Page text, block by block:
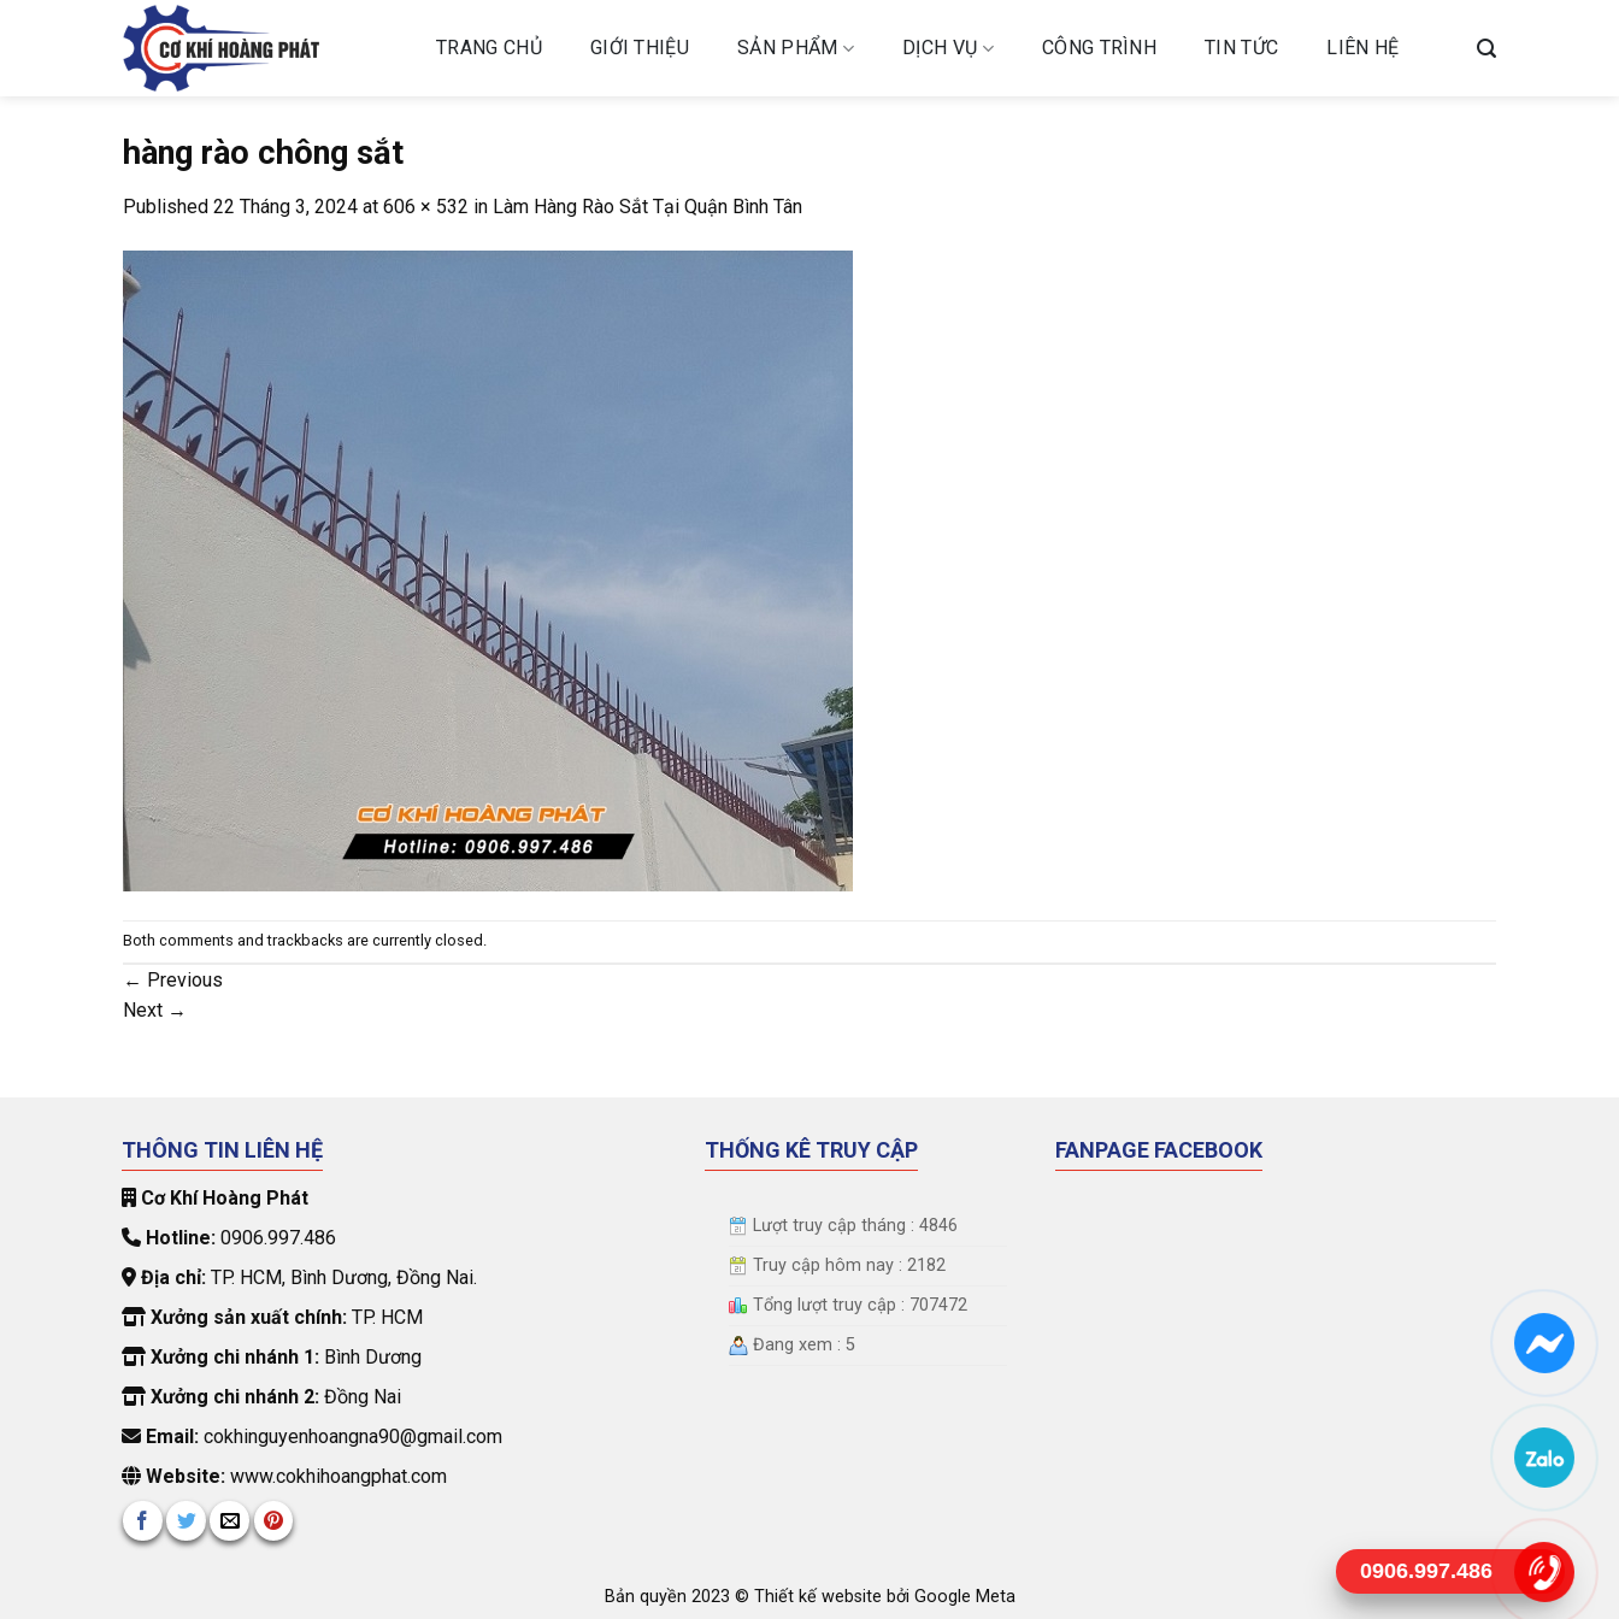
TRANG CHỦ GIỚI THIỆU SẢN PHẨM DỊCH VỤ CÔNG TRÌNH TIN TỨC LIÊN HỆ
hàng rào chông sắt
Published 22 Tháng 3, 2024 at 606 × 532 in Làm Hàng Rào Sắt Tại Quận Bình Tân
Both comments and trackbacks are currently closed.
← Previous
Next →
THÔNG TIN LIÊN HỆ
Cơ Khí Hoàng Phát
Hotline:0906.997.486
Địa chỉ:TP. HCM, Bình Dương, Đồng Nai.
Xưởng sản xuất chính:TP. HCM
Xưởng chi nhánh 1:Bình Dương
Xưởng chi nhánh 2:Đồng Nai
Email:cokhinguyenhoangna90@gmail.com
Website:www.cokhihoangphat.com
THỐNG KÊ TRUY CẬP
Lượt truy cập tháng : 4846
Truy cập hôm nay : 2182
Tổng lượt truy cập : 707472
Đang xem : 5
FANPAGE FACEBOOK
Bản quyền 2023 © Thiết kế website bởi Google Meta
0906.997.486